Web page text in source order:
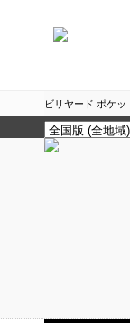
ビリヤード ポケ